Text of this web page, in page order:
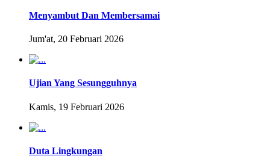
Menyambut Dan Membersamai
Jum'at, 20 Februari 2026
Ujian Yang Sesungguhnya
Kamis, 19 Februari 2026
Duta Lingkungan